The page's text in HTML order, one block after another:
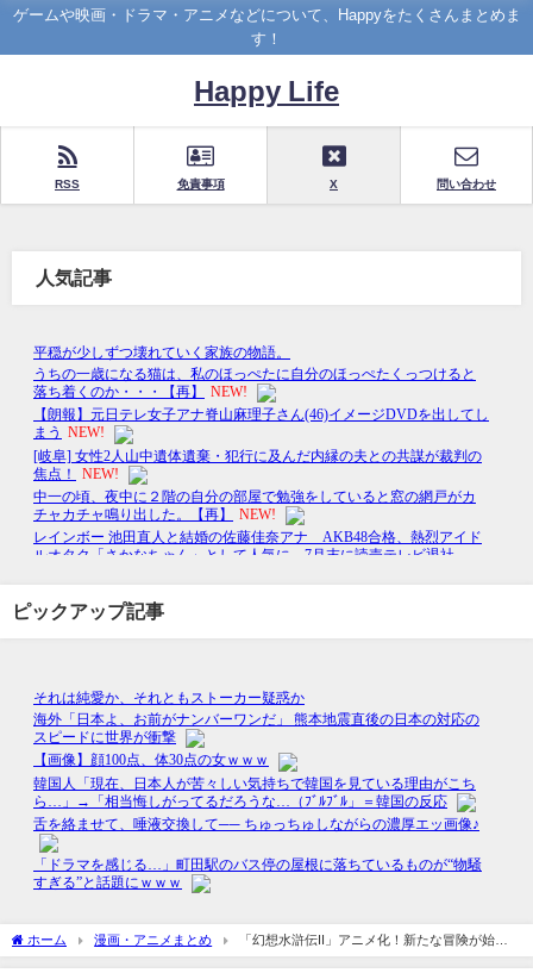
ゲームや映画・ドラマ・アニメなどについて、Happyをたくさんまとめま
す！
Happy Life
RSS 免責事項 X 問い合わせ
人気記事
ピックアップ記事
ホーム 漫画・アニメまとめ
「幻想水滸伝II」アニメ化！新たな冒険が始ま
る